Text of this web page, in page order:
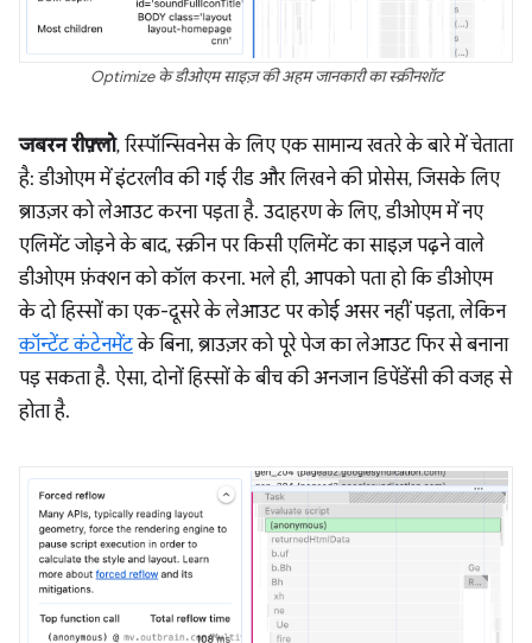
Optimize के डीओएम साइज़ की अहम जानकारी का स्क्रीनशॉट
जबरन रीफ़्लो, रिस्पॉन्सिवनेस के लिए एक सामान्य खतरे के बारे में चेताता
है: डीओएम में इंटरलीव की गई रीड और लिखने की प्रोसेस, जिसके लिए
ब्राउज़र को लेआउट करना पड़ता है. उदाहरण के लिए, डीओएम में नए
एलिमेंट जोड़ने के बाद, स्क्रीन पर किसी एलिमेंट का साइज़ पढ़ने वाले
डीओएम फ़ंक्शन को कॉल करना. भले ही, आपको पता हो कि डीओएम
के दो हिस्सों का एक-दूसरे के लेआउट पर कोई असर नहीं पड़ता, लेकिन
कॉन्टेंट कंटेनमेंटके बिना, ब्राउज़र को पूरे पेज का लेआउट फिर से बनाना
पड़ सकता है. ऐसा, दोनों हिस्सों के बीच की अनजान डिपेंडेंसी की वजह से
होता है.